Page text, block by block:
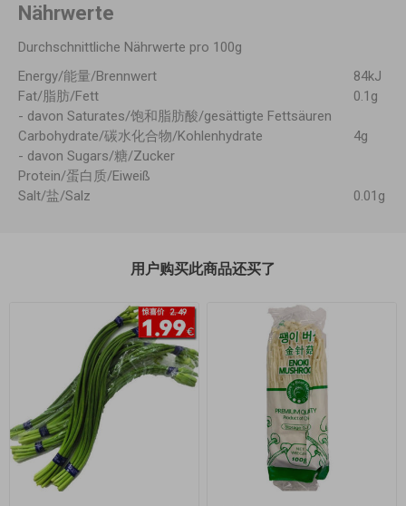
Nährwerte
Durchschnittliche Nährwerte pro 100g
Energy/能量/Brennwert
84kJ
Fat/脂肪/Fett
0.1g
- davon Saturates/饱和脂肪酸/gesättigte Fettsäuren
Carbohydrate/碳水化合物/Kohlenhydrate
4g
- davon Sugars/糖/Zucker
Protein/蛋白质/Eiweiß
Salt/盐/Salz
0.01g
用户购买此商品还买了